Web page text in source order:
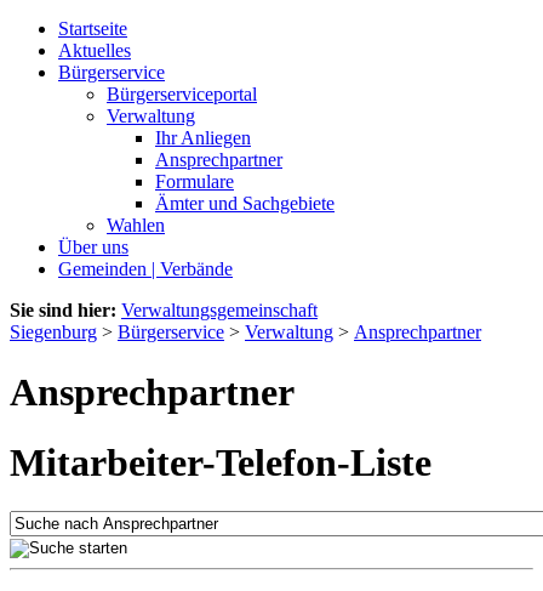
Startseite
Aktuelles
Bürgerservice
Bürgerserviceportal
Verwaltung
Ihr Anliegen
Ansprechpartner
Formulare
Ämter und Sachgebiete
Wahlen
Über uns
Gemeinden | Verbände
Sie sind hier: Verwaltungsgemeinschaft
Siegenburg > Bürgerservice > Verwaltung > Ansprechpartner
Ansprechpartner
Mitarbeiter-Telefon-Liste